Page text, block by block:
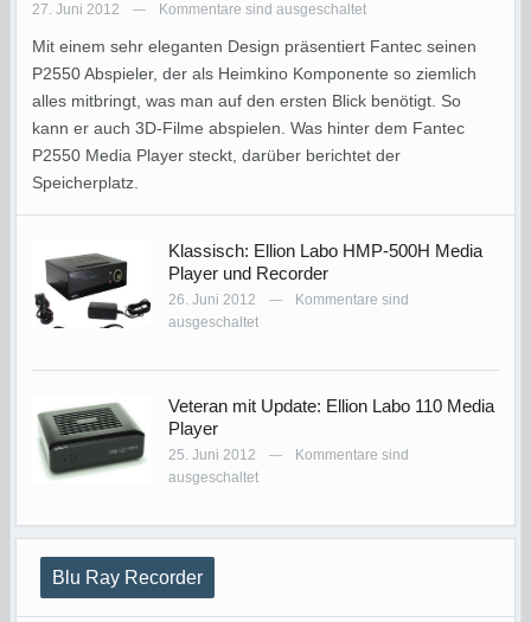
27. Juni 2012 — Kommentare sind ausgeschaltet
Mit einem sehr eleganten Design präsentiert Fantec seinen
P2550 Abspieler, der als Heimkino Komponente so ziemlich
alles mitbringt, was man auf den ersten Blick benötigt. So
kann er auch 3D-Filme abspielen. Was hinter dem Fantec
P2550 Media Player steckt, darüber berichtet der
Speicherplatz.
Klassisch: Ellion Labo HMP-500H Media
Player und Recorder
26. Juni 2012 —
Kommentare sind
ausgeschaltet
Veteran mit Update: Ellion Labo 110 Media
Player
25. Juni 2012 —
Kommentare sind
ausgeschaltet
Blu Ray Recorder